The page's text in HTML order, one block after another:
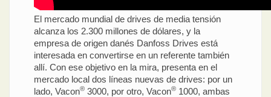
El mercado mundial de drives de media tensión
alcanza los 2.300 millones de dólares, y la
empresa de origen danés Danfoss Drives está
interesada en convertirse en un referente también
allí. Con ese objetivo en la mira, presenta en el
mercado local dos líneas nuevas de drives: por un
lado, Vacon® 3000, por otro, Vacon® 1000, ambas